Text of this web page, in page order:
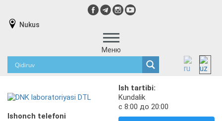
Nukus
Меню
Ish tartibi:
Kundalik
с 8:00 до 20:00
Ishonch telefoni